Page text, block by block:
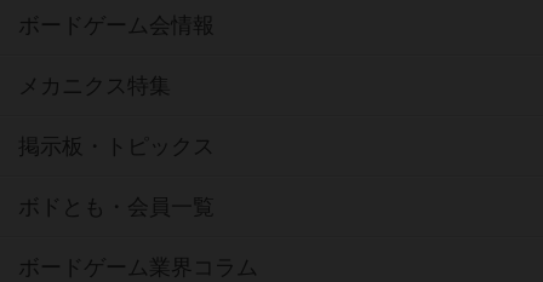
ボードゲーム会情報
メカニクス特集
掲示板・トピックス
ボドとも・会員一覧
ボードゲーム業界コラム